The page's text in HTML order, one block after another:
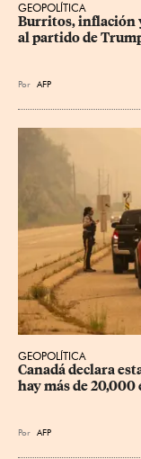
GEOPOLÍTICA
Burritos, inflación
al partido de
Por AFP
GEOPOLÍTICA
Canadá declara
hay más de 20,000
Por AFP